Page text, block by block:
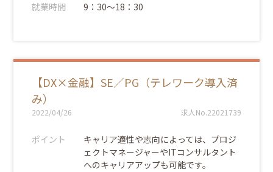
就業時間
9：30～18：30
【DX×金融】SE／PG（テレワーク導入済
み）
2022/04/26 求人No.22021739
ポイント
キャリア適性や志向によっては、プロジ
ェクトマネージャーやITコンサルタント
へのキャリアアップも可能です。